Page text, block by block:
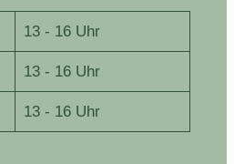
13 - 16 Uhr
13 - 16 Uhr
13 - 16 Uhr